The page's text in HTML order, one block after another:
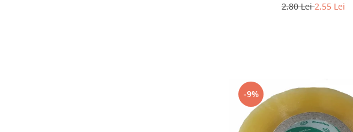
2,80 Lei2,55 Lei
-9%